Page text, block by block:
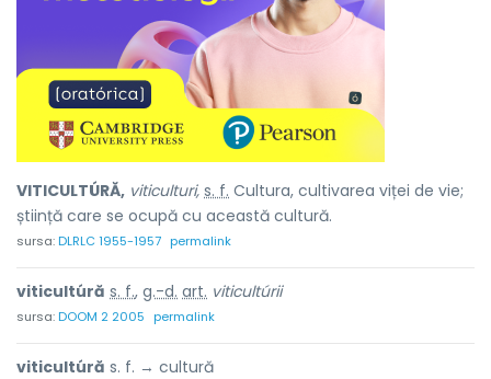
VITICULTÚRĂ, viticulturi, s. f. Cultura, cultivarea viței de vie;
știință care se ocupă cu această cultură.
sursa:DLRLC 1955-1957 permalink
viticultúră s. f., g.-d. art. viticultúrii
sursa:DOOM 2 2005 permalink
viticultúră s. f. → cultură